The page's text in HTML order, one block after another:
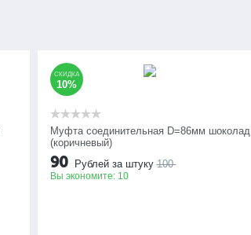
СКИДКА
10%
Муфта соединительная D=86мм шоколад
(коричневый)
90 Рублей за штуку 100
Вы экономите: 10